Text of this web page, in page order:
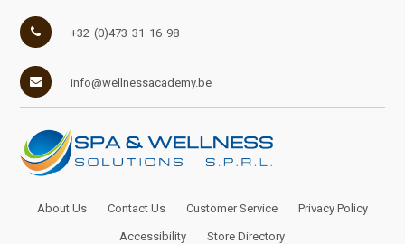
+32 (0)473 31 16 98
info@wellnessacademy.be
About Us Contact Us Customer Service Privacy Policy
Accessibility Store Directory